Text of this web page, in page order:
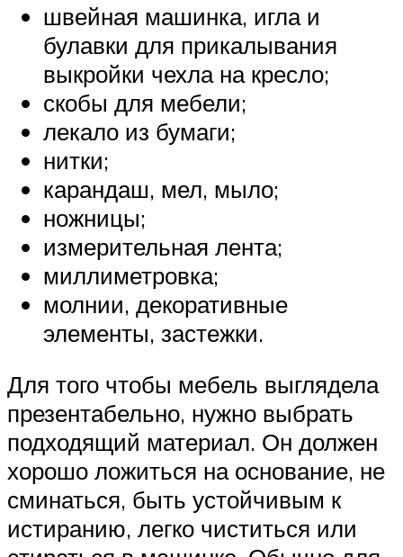
швейная машинка, игла и
булавки для прикалывания
выкройки чехла на кресло;
скобы для мебели;
лекало из бумаги;
нитки;
карандаш, мел, мыло;
ножницы;
измерительная лента;
миллиметровка;
молнии, декоративные
элементы, застежки.
Для того чтобы мебель выглядела
презентабельно, нужно выбрать
подходящий материал. Он должен
хорошо ложиться на основание, не
сминаться, быть устойчивым к
истиранию, легко чиститься или